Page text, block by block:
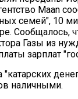
Maan
семей", 10
Сообщалось,
Газы из
зарплат
наличными.